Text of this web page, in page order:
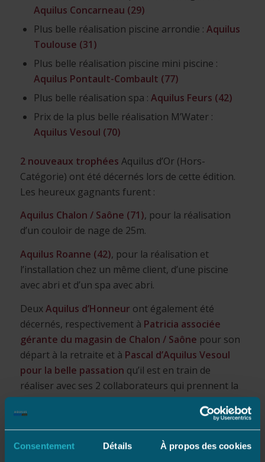
Consentement Détails À propos des cookies
Aquilus Concarneau (29)
Plus belle réalisation piscine arrondie : Aquilus
Toulouse (31)
Plus belle réalisation piscine mini piscine :
Aquilus Pontault-Combault (77)
Plus belle réalisation spa : Aquilus Feurs (42)
Prix de la plus belle réalisation M’Water :
Aquilus Vesoul (70)
2 nouveaux trophées Aquilus d’Or (Hors-
Catégorie) ont été décernés lors de cette édition.
Les heureux gagnants furent :
Aquilus Chalon / Saône (71), pour la réalisation
d’un couloir de nage de 25m.
Aquilus Roanne (42), pour la réalisation et
l’installation chez un même client, d’une piscine
avec abri et d’un spa avec abri.
DeuxAquilus d’Honneur ont également été
décernés, respectivement à Patricia associée
gérante du magasin de Chalon / Saône pour son
départ à la retraite et à Pascal d’Aquilus Vesoul
pour la belle passation qu’il est en train de
réaliser avec ses 2 collaborateurs qui prennent la
tête de la concession.